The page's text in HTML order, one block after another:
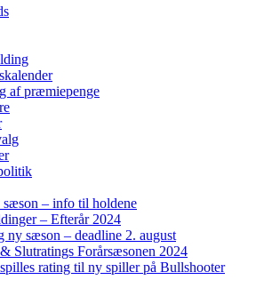
af præmiepenge
– info til holdene
– Efterår 2024
ny sæson – deadline 2. august
Slutratings Forårsæsonen 2024
rating til ny spiller på Bullshooter